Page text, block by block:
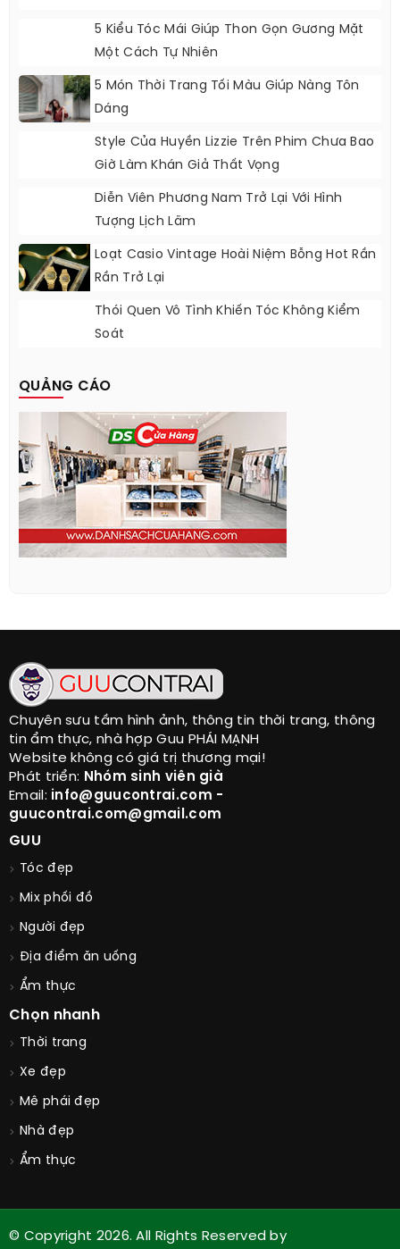
5 Kiểu Tóc Mái Giúp Thon Gọn Gương Mặt
Một Cách Tự Nhiên
5 Món Thời Trang Tối Màu Giúp Nàng Tôn
Dáng
Style Của Huyền Lizzie Trên Phim Chưa Bao
Giờ Làm Khán Giả Thất Vọng
Diễn Viên Phương Nam Trở Lại Với Hình
Tượng Lịch Lãm
Loạt Casio Vintage Hoài Niệm Bỗng Hot Rần
Rần Trở Lại
Thói Quen Vô Tình Khiến Tóc Không Kiểm
Soát
QUẢNG CÁO
Chuyên sưu tầm hình ảnh, thông tin thời trang, thông
tin ẩm thực, nhà hợp Guu PHÁI MẠNH
Website không có giá trị thương mại!
Phát triển: Nhóm sinh viên già
Email: info@guucontrai.com -
guucontrai.com@gmail.com
GUU
Tóc đẹp
Mix phối đồ
Người đẹp
Địa điểm ăn uống
Ẩm thực
Chọn nhanh
Thời trang
Xe đẹp
Mê phái đẹp
Nhà đẹp
Ẩm thực
© Copyright 2026. All Rights Reserved by